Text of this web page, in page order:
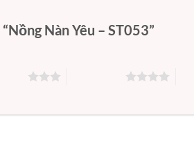
Nàn Yêu – ST053”